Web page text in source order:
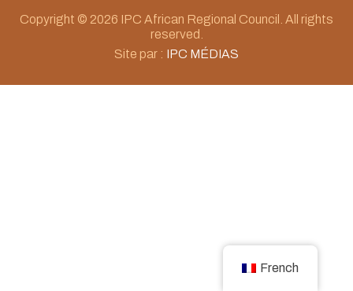
Copyright © 2026 IPC African Regional Council. All rights
reserved.
Site par : IPC MÉDIAS
French